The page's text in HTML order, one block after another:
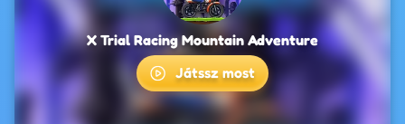
X Trial Racing Mountain Adventure
Játssz most